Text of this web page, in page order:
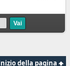
della pagina